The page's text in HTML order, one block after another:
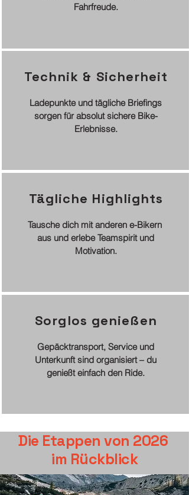
Fahrfreude.
Technik & Sicherheit
Ladepunkte und tägliche Briefings
sorgen für absolut sichere Bike-
Erlebnisse.
Tägliche Highlights
Tausche dich mit anderen e-Bikern
aus und erlebe Teamspirit und
Motivation.
Sorglos genießen
Gepäcktransport, Service und
Unterkunft sind organisiert – du
genießt einfach den Ride.
Die Etappen von 2026
im Rückblick